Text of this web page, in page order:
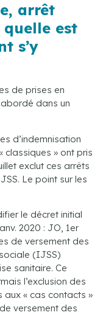
arrêt
est
s’y
de prises en
dans un
d’indemnisation
» ont pris
exclut ces arrêts
Le point sur les
le décret initial
2020 : JO, 1er
de versement des
(IJSS)
sanitaire. Ce
l’exclusion des
« cas contacts »
versement des